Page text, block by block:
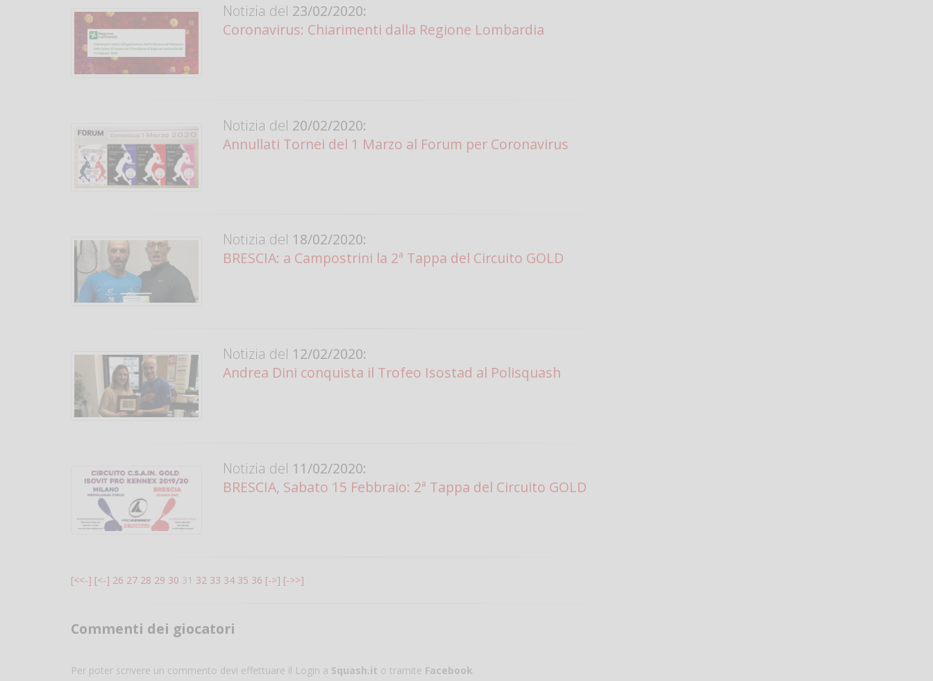
Notizia del 23/02/2020:
Coronavirus: Chiarimenti dalla Regione Lombardia
Notizia del 20/02/2020:
Annullati Tornei del 1 Marzo al Forum per Coronavirus
Notizia del 18/02/2020:
BRESCIA: a Campostrini la 2ª Tappa del Circuito GOLD
Notizia del 12/02/2020:
Andrea Dini conquista il Trofeo Isostad al Polisquash
Notizia del 11/02/2020:
BRESCIA, Sabato 15 Febbraio: 2ª Tappa del Circuito GOLD
[<<-] [<-] 26 27 28 29 30 31 32 33 34 35 36 [->] [->>]
Commenti dei giocatori
Per poter scrivere un commento devi effettuare il Login a Squash.it o tramite Facebook.